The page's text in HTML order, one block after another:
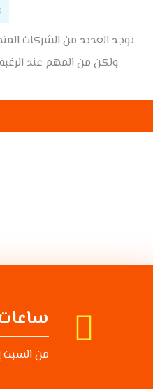
توجد العديد من الشركات
ولكن من المهم عند
من السبت إلى